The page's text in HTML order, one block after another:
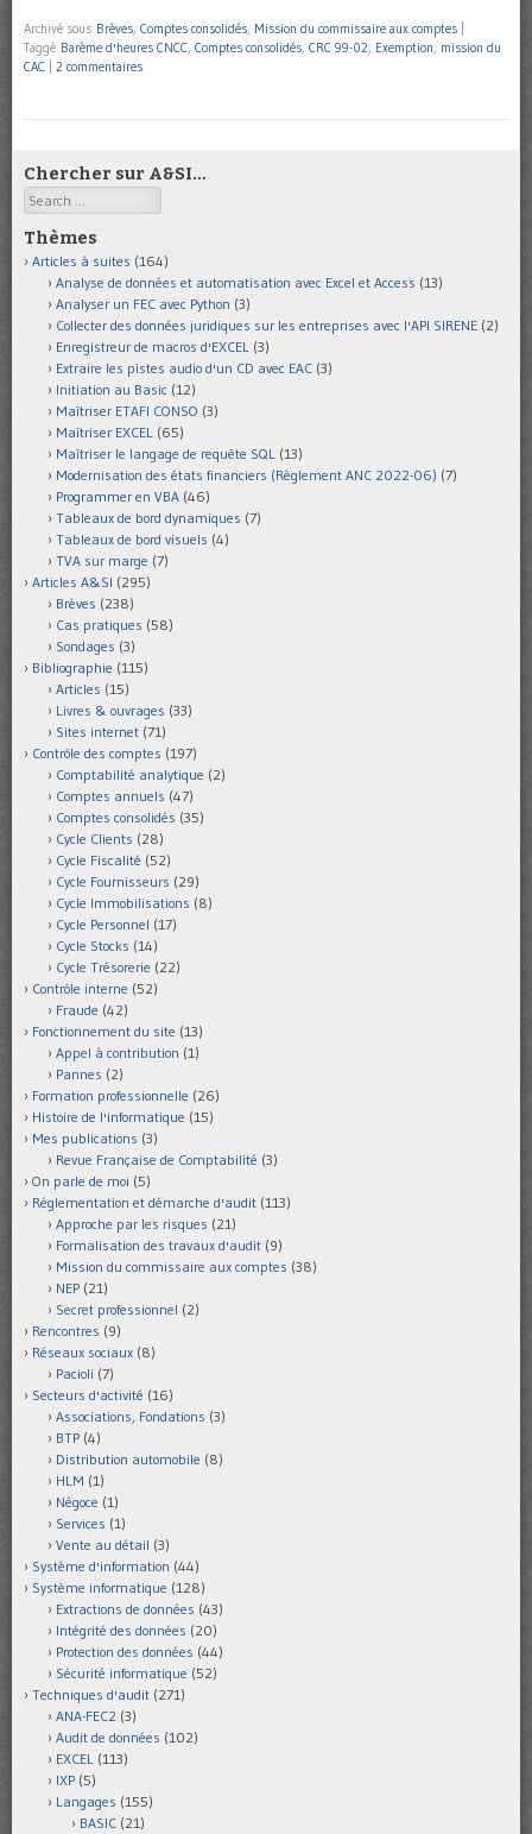
Archivé sous Brèves, Comptes consolidés, Mission du commissaire aux comptes
Taggé Barème d'heures CNCC, Comptes consolidés, CRC 99-02, Exemption, mission du
CAC
2 commentaires
Chercher sur A&SI…
Search
Thèmes
Articles à suites (164)
Analyse de données et automatisation avec Excel et Access (13)
Analyser un FEC avec Python (3)
Collecter des données juridiques sur les entreprises avec l'API SIRENE (2)
Enregistreur de macros d'EXCEL (3)
Extraire les pistes audio d'un CD avec EAC (3)
Initiation au Basic (12)
Maîtriser ETAFI CONSO (3)
Maîtriser EXCEL (65)
Maîtriser le langage de requête SQL (13)
Modernisation des états financiers (Règlement ANC 2022-06) (7)
Programmer en VBA (46)
Tableaux de bord dynamiques (7)
Tableaux de bord visuels (4)
TVA sur marge (7)
Articles A&SI (295)
Brèves (238)
Cas pratiques (58)
Sondages (3)
Bibliographie (115)
Articles (15)
Livres & ouvrages (33)
Sites internet (71)
Contrôle des comptes (197)
Comptabilité analytique (2)
Comptes annuels (47)
Comptes consolidés (35)
Cycle Clients (28)
Cycle Fiscalité (52)
Cycle Fournisseurs (29)
Cycle Immobilisations (8)
Cycle Personnel (17)
Cycle Stocks (14)
Cycle Trésorerie (22)
Contrôle interne (52)
Fraude (42)
Fonctionnement du site (13)
Appel à contribution (1)
Pannes (2)
Formation professionnelle (26)
Histoire de l'informatique (15)
Mes publications (3)
Revue Française de Comptabilité (3)
On parle de moi (5)
Réglementation et démarche d'audit (113)
Approche par les risques (21)
Formalisation des travaux d'audit (9)
Mission du commissaire aux comptes (38)
NEP (21)
Secret professionnel (2)
Rencontres (9)
Réseaux sociaux (8)
Pacioli (7)
Secteurs d'activité (16)
Associations, Fondations (3)
BTP (4)
Distribution automobile (8)
HLM (1)
Négoce (1)
Services (1)
Vente au détail (3)
Système d'information (44)
Système informatique (128)
Extractions de données (43)
Intégrité des données (20)
Protection des données (44)
Sécurité informatique (52)
Techniques d'audit (271)
ANA-FEC2 (3)
Audit de données (102)
EXCEL (113)
IXP (5)
Langages (155)
BASIC (21)